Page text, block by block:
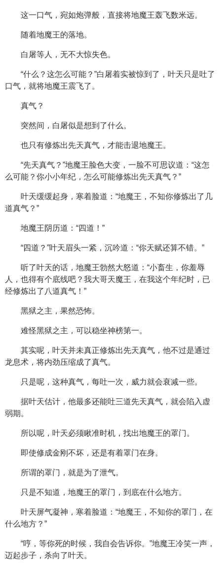
这一口气，宛如炮弹般，直接将地魔王轰飞数米远。
随着地魔王的落地。
白屠等人，无不大惊失色。
“什么？这怎么可能？”白屠着实被惊到了，叶天只是吐了
口气，就将地魔王震飞了。
真气？
突然间，白屠似是想到了什么。
也只有修炼出先天真气，才能击退地魔王。
“先天真气？”地魔王脸色大变，一脸不可思议道：“这怎
么可能？你小小年纪，怎么可能修炼出先天真气？”
叶天缓缓起身，寒着脸道：“地魔王，不知你修炼出了几
道真气？”
地魔王阴历道：“四道！”
“四道？”叶天眉头一紧，沉吟道：“你天赋还算不错。”
听了叶天的话，地魔王勃然大怒道：“小畜生，你羞辱
人，也得有个底线吧？我大哥天魔王，在我这个年纪时，已
经修炼出了八道真气！”
黑狱之主，果然恐怖。
难怪黑狱之主，可以稳坐神榜第一。
其实呢，叶天并未真正修炼出先天真气，他不过是通过
龙息术，将内劲压缩成了真气。
只是呢，这种真气，每吐一次，威力就会衰减一些。
据叶天估计，他最多还能吐三道先天真气，就会陷入虚
弱期。
所以呢，叶天必须瞅准时机，找出地魔王的罩门。
即使修成金刚不坏，还是有着罩门在身。
所谓的罩门，就是为了泄气。
只是不知道，地魔王的罩门，到底在什么地方。
叶天屏气凝神，寒着脸道：“地魔王，不知你的罩门，在
什么地方？”
“哼，等你死的时候，我自会告诉你。”地魔王冷笑一声，
迈起步子，杀向了叶天。